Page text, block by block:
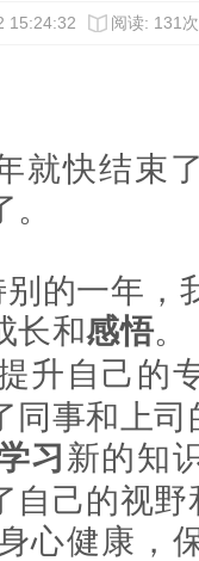
15:24:32 阅读: 131次
就快结束
的一年，
长和感悟。
升自己的
同事和上
习 新的知
自己的视野
心健康，